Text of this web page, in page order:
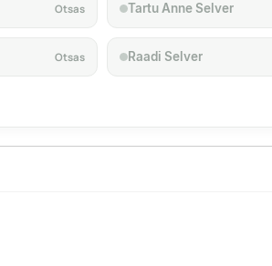
Otsas Tartu Anne Selver
Otsas Raadi Selver